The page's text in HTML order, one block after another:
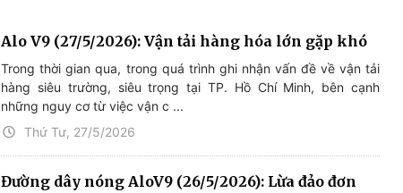
Alo V9 (27/5/2026): Vận tải hàng hóa lớn gặp khó
Trong thời gian qua, trong quá trình ghi nhận vấn đề về vận tải
hàng siêu trường, siêu trọng tại TP. Hồ Chí Minh, bên cạnh
những nguy cơ từ việc vận c ...
Thứ Tư, 27/5/2026
Đường dây nóng AloV9 (26/5/2026): Lừa đảo đơn